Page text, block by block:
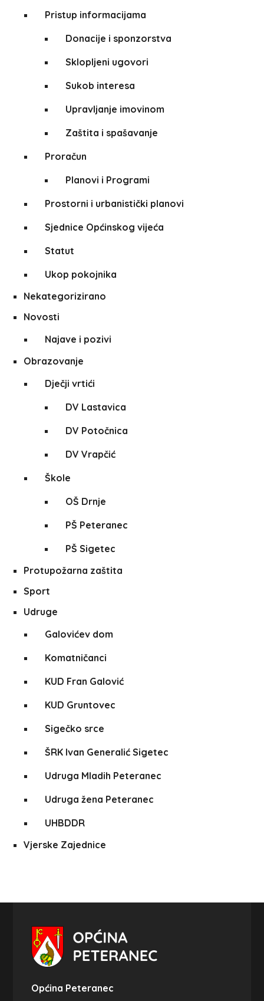
Pristup informacijama
Donacije i sponzorstva
Sklopljeni ugovori
Sukob interesa
Upravljanje imovinom
Zaštita i spašavanje
Proračun
Planovi i Programi
Prostorni i urbanistički planovi
Sjednice Općinskog vijeća
Statut
Ukop pokojnika
Nekategorizirano
Novosti
Najave i pozivi
Obrazovanje
Dječji vrtići
DV Lastavica
DV Potočnica
DV Vrapčić
Škole
OŠ Drnje
PŠ Peteranec
PŠ Sigetec
Protupožarna zaštita
Sport
Udruge
Galovićev dom
Komatničanci
KUD Fran Galović
KUD Gruntovec
Sigečko srce
ŠRK Ivan Generalić Sigetec
Udruga Mladih Peteranec
Udruga žena Peteranec
UHBDDR
Vjerske Zajednice
Općina Peteranec